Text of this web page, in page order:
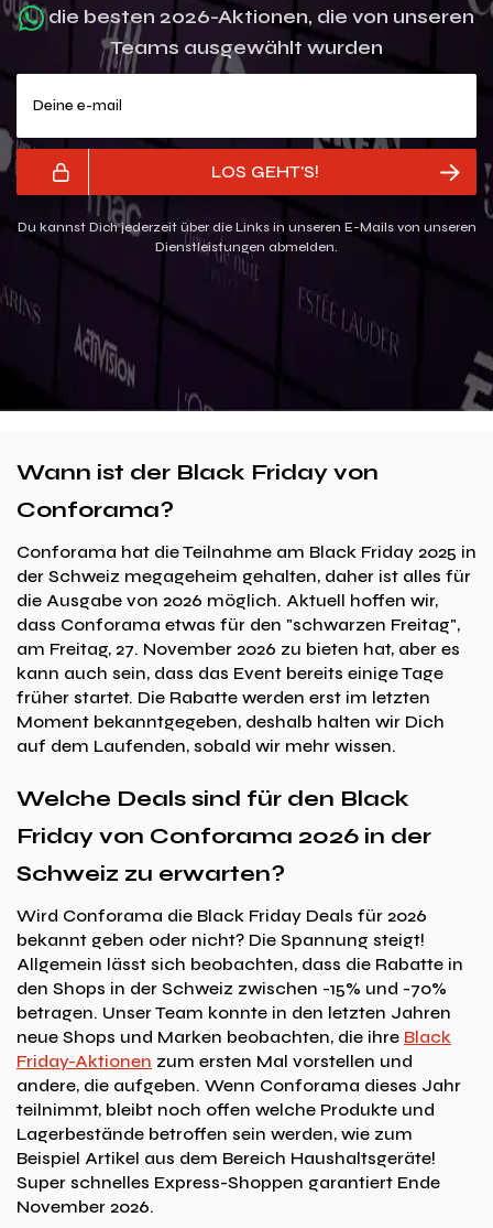
die besten 2026-Aktionen, die von unseren
Teams ausgewählt wurden
LOS GEHT'S!
Du kannst Dich jederzeit über die Links in unseren E-Mails von unseren
Dienstleistungen abmelden.
Wann ist der Black Friday von
Conforama?
Conforama hat die Teilnahme am Black Friday 2025 in
der Schweiz megageheim gehalten, daher ist alles für
die Ausgabe von 2026 möglich. Aktuell hoffen wir,
dass Conforama etwas für den "schwarzen Freitag",
am Freitag, 27. November 2026 zu bieten hat, aber es
kann auch sein, dass das Event bereits einige Tage
früher startet. Die Rabatte werden erst im letzten
Moment bekanntgegeben, deshalb halten wir Dich
auf dem Laufenden, sobald wir mehr wissen.
Welche Deals sind für den Black
Friday von Conforama 2026 in der
Schweiz zu erwarten?
Wird Conforama die Black Friday Deals für 2026
bekannt geben oder nicht? Die Spannung steigt!
Allgemein lässt sich beobachten, dass die Rabatte in
den Shops in der Schweiz zwischen -15% und -70%
betragen. Unser Team konnte in den letzten Jahren
neue Shops und Marken beobachten, die ihre Black
Friday-Aktionen zum ersten Mal vorstellen und
andere, die aufgeben. Wenn Conforama dieses Jahr
teilnimmt, bleibt noch offen welche Produkte und
Lagerbestände betroffen sein werden, wie zum
Beispiel Artikel aus dem Bereich Haushaltsgeräte!
Super schnelles Express-Shoppen garantiert Ende
November 2026.